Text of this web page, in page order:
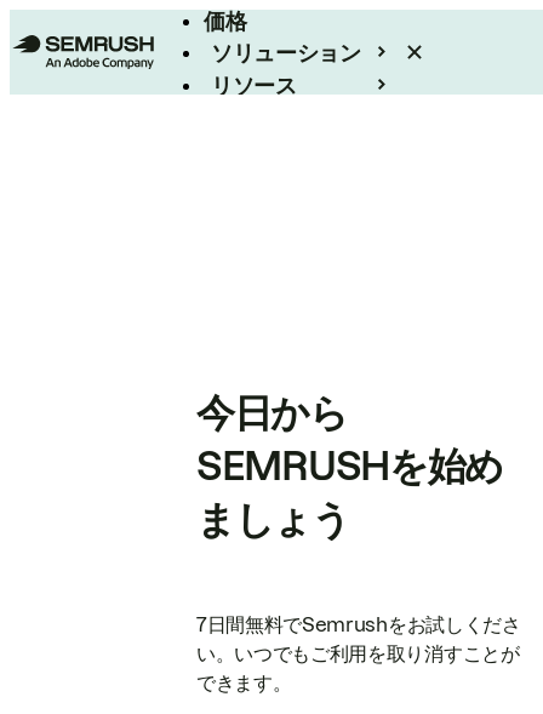
価格
ソリューション
リソース
今日から
SEMRUSHを始め
ましょう
7日間無料でSemrushをお試しくださ
い。いつでもご利用を取り消すことが
できます。